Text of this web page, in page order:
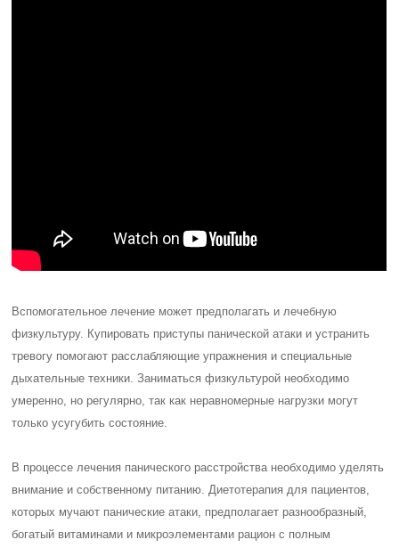
Вспомогательное лечение может предполагать и лечебную
физкультуру. Купировать приступы панической атаки и устранить
тревогу помогают расслабляющие упражнения и специальные
дыхательные техники. Заниматься физкультурой необходимо
умеренно, но регулярно, так как неравномерные нагрузки могут
только усугубить состояние.
В процессе лечения панического расстройства необходимо уделять
внимание и собственному питанию. Диетотерапия для пациентов,
которых мучают панические атаки, предполагает разнообразный,
богатый витаминами и микроэлементами рацион с полным